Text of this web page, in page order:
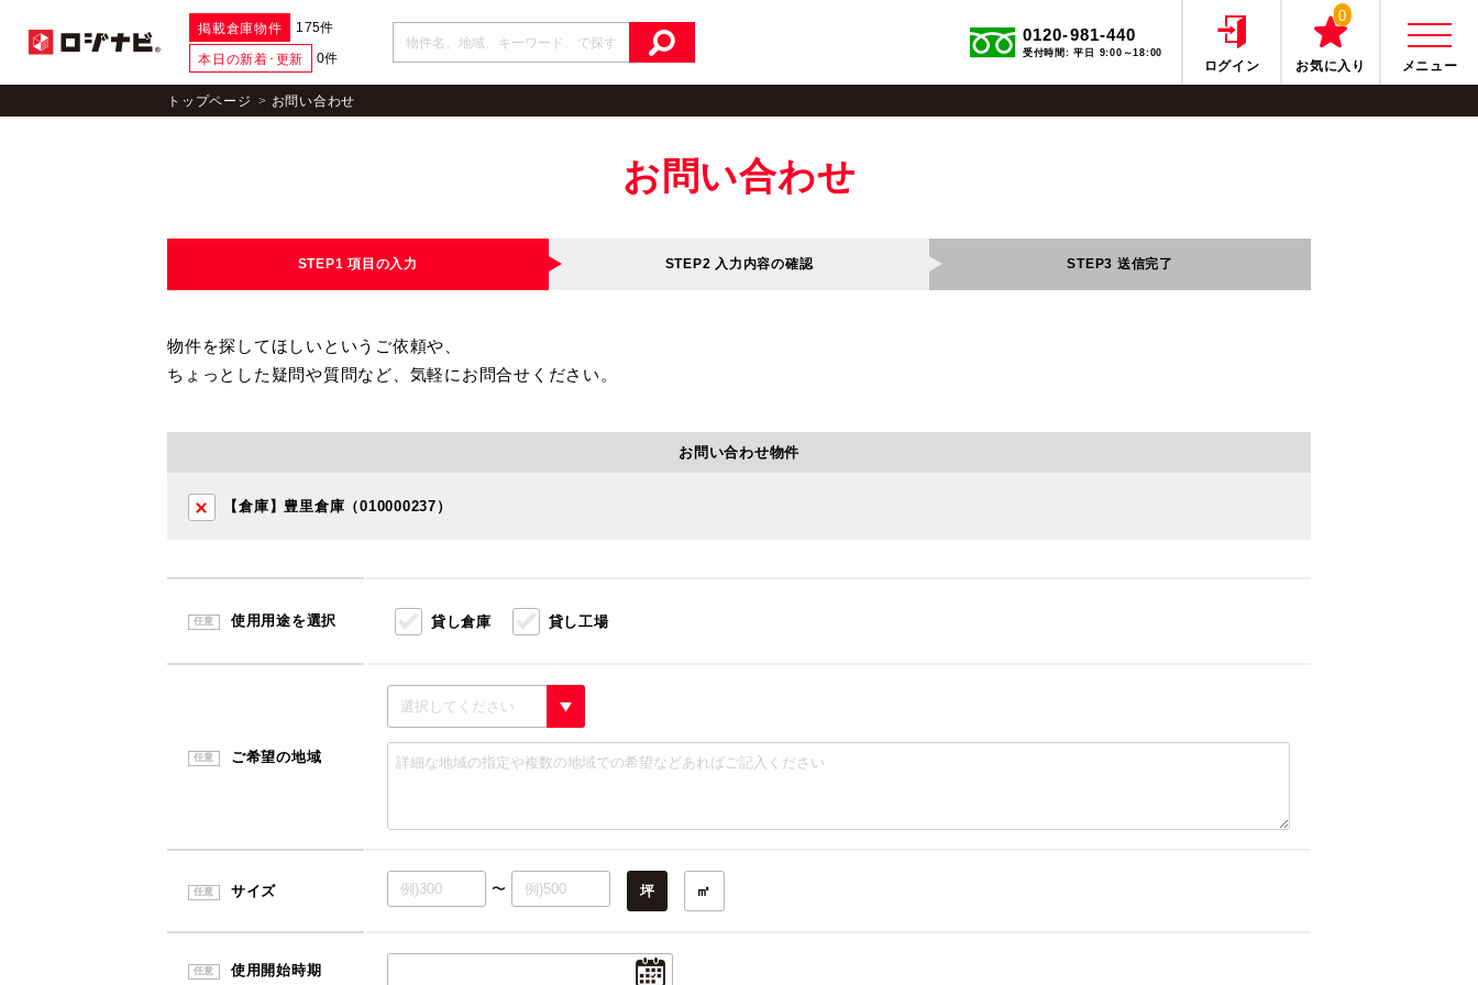
掲載倉庫物件 175件
本日の新着･更新 0件
0120-981-440
受付時間: 平日 9:00～18:00
ログイン
0
お気に入り メニュー
トップページ お問い合わせ
お問い合わせ
STEP1 項目の入力 STEP2 入力内容の確認 STEP3 送信完了
物件を探してほしいというご依頼や、
ちょっとした疑問や質問など、気軽にお問合せください。
お問い合わせ物件
【倉庫】豊里倉庫（010000237）
任意 使用用途を選択 貸し倉庫 貸し工場
任意 ご希望の地域
任意 サイズ 〜 坪 ㎡
任意 使用開始時期